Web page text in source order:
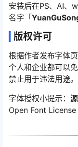
安装后在PS、AI、
名字「
版权许可
根据作者发布字体
个人和企业都可以
禁止用于违法用途。
字体授权小提示：
Open Font License